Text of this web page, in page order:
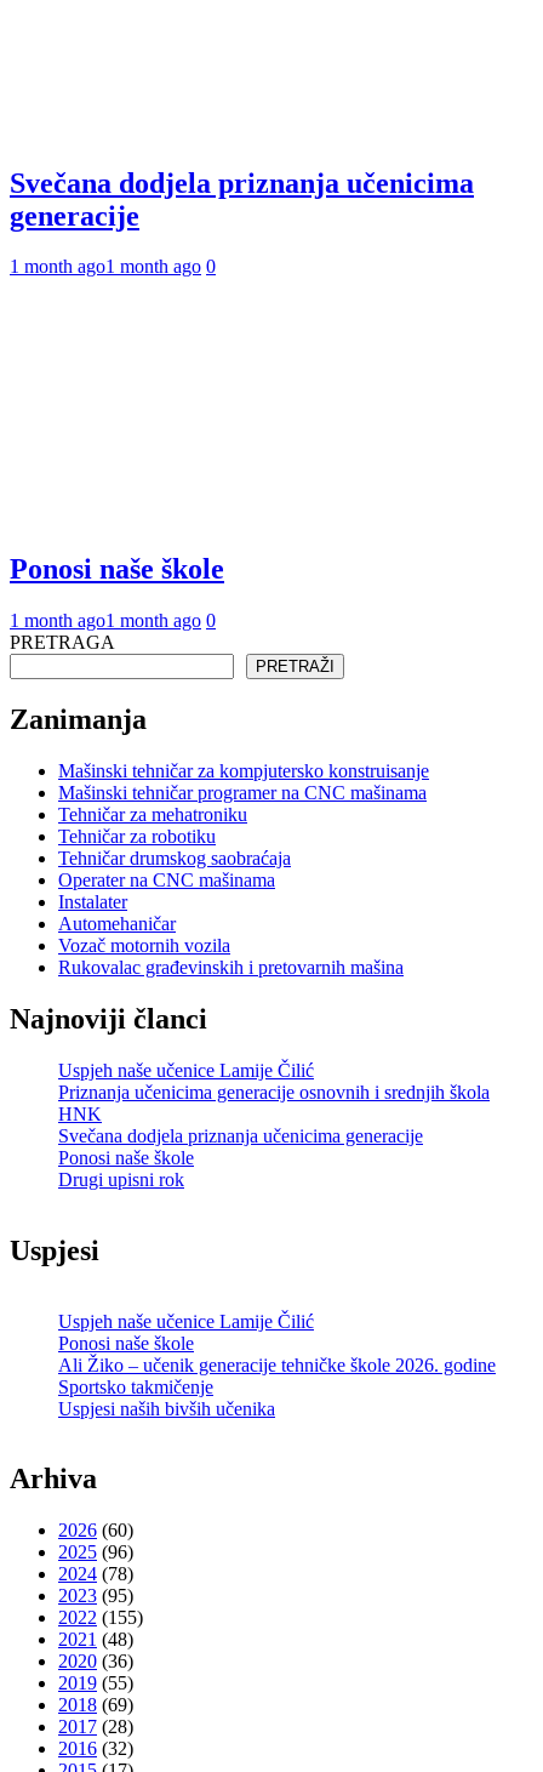
Svečana dodjela priznanja učenicima
generacije
1 month ago1 month ago 0
Ponosi naše škole
1 month ago1 month ago 0
PRETRAGA
PRETRAŽI
Zanimanja
Mašinski tehničar za kompjutersko konstruisanje
Mašinski tehničar programer na CNC mašinama
Tehničar za mehatroniku
Tehničar za robotiku
Tehničar drumskog saobraćaja
Operater na CNC mašinama
Instalater
Automehaničar
Vozač motornih vozila
Rukovalac građevinskih i pretovarnih mašina
Najnoviji članci
Uspjeh naše učenice Lamije Čilić
Priznanja učenicima generacije osnovnih i srednjih škola
HNK
Svečana dodjela priznanja učenicima generacije
Ponosi naše škole
Drugi upisni rok
Uspjesi
Uspjeh naše učenice Lamije Čilić
Ponosi naše škole
Ali Žiko – učenik generacije tehničke škole 2026. godine
Sportsko takmičenje
Uspjesi naših bivših učenika
Arhiva
2026 (60)
2025 (96)
2024 (78)
2023 (95)
2022 (155)
2021 (48)
2020 (36)
2019 (55)
2018 (69)
2017 (28)
2016 (32)